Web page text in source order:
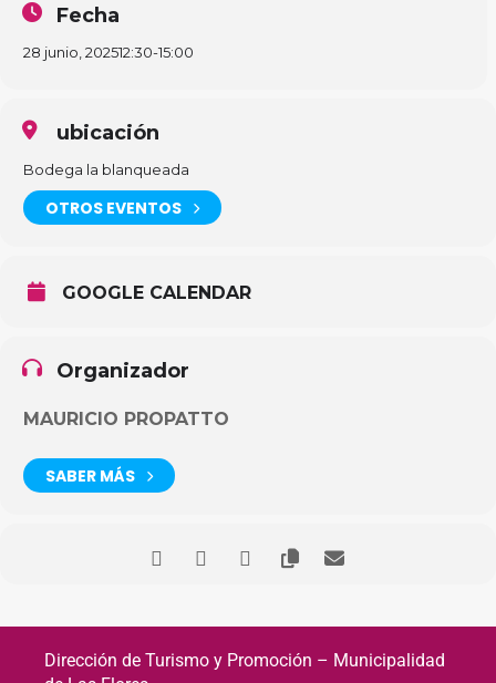
Fecha
28 junio, 202512:30-15:00
ubicación
Bodega la blanqueada
OTROS EVENTOS
GOOGLE CALENDAR
Organizador
MAURICIO PROPATTO
SABER MÁS
Dirección de Turismo y Promoción – Municipalidad